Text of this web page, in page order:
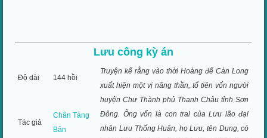
Lưu công kỳ án
Độ dài 144 hồi
Truyện kể rằng vào thời Hoàng đế Càn Long
xuất hiện một vị năng thần, tổ tiên vốn người
huyện Chư Thành phủ Thanh Châu tỉnh Sơn
Đông. Ông vốn là con trai của Lưu lão đại
nhân Lưu Thống Huân, họ Lưu, tên Dung, có
Tác giả
Chân Tàng
Bản